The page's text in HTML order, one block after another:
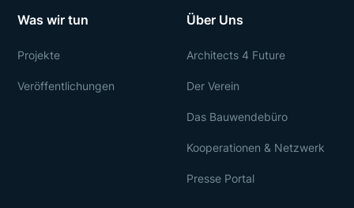
Was wir tun
Projekte
Veröffentlichungen
Über Uns
Architects 4 Future
Der Verein
Das Bauwendebüro
Kooperationen & Netzwerk
Presse Portal